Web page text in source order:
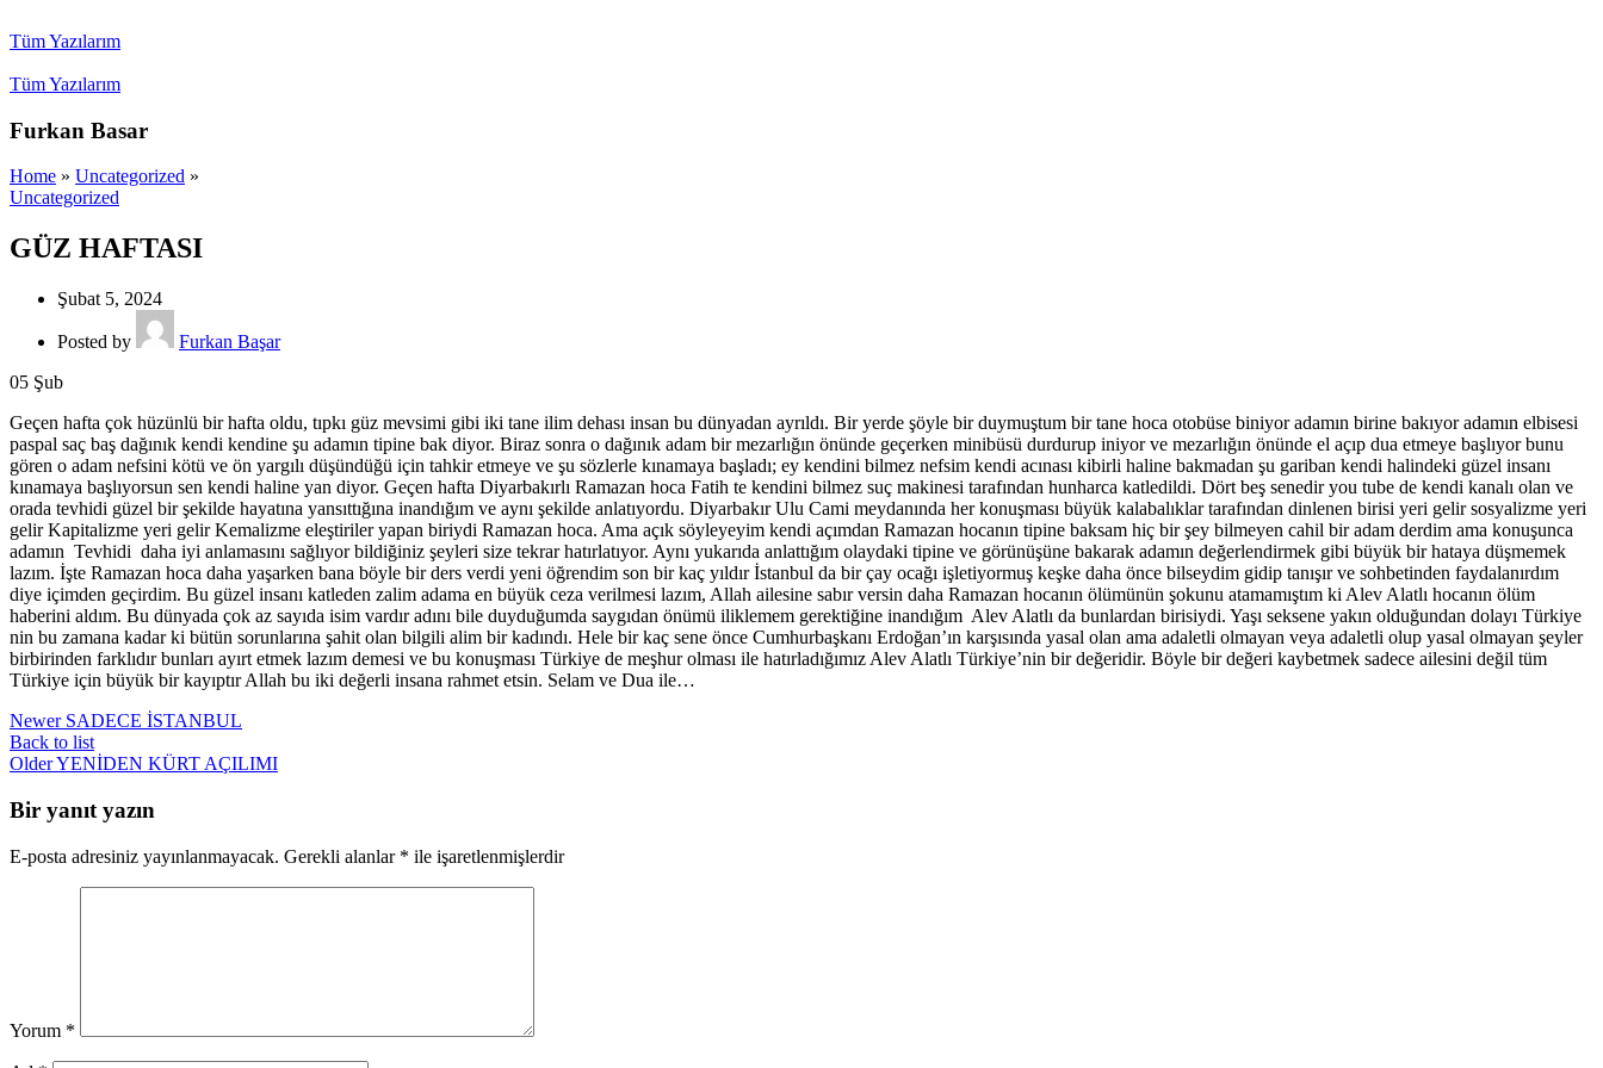
Tüm Yazılarım
Tüm Yazılarım
Furkan Basar
Home » Uncategorized »
Uncategorized
GÜZ HAFTASI
Şubat 5, 2024
Posted by
Furkan Başar
05 Şub
Geçen hafta çok hüzünlü bir hafta oldu, tıpkı güz mevsimi gibi iki tane ilim dehası insan bu dünyadan ayrıldı. Bir yerde şöyle bir duymuştum bir tane hoca otobüse biniyor adamın birine bakıyor adamın elbisesi
paspal saç baş dağınık kendi kendine şu adamın tipine bak diyor. Biraz sonra o dağınık adam bir mezarlığın önünde geçerken minibüsü durdurup iniyor ve mezarlığın önünde el açıp dua etmeye başlıyor bunu
gören o adam nefsini kötü ve ön yargılı düşündüğü için tahkir etmeye ve şu sözlerle kınamaya başladı; ey kendini bilmez nefsim kendi acınası kibirli haline bakmadan şu gariban kendi halindeki güzel insanı
kınamaya başlıyorsun sen kendi haline yan diyor. Geçen hafta Diyarbakırlı Ramazan hoca Fatih te kendini bilmez suç makinesi tarafından hunharca katledildi. Dört beş senedir you tube de kendi kanalı olan ve
orada tevhidi güzel bir şekilde hayatına yansıttığına inandığım ve aynı şekilde anlatıyordu. Diyarbakır Ulu Cami meydanında her konuşması büyük kalabalıklar tarafından dinlenen birisi yeri gelir sosyalizme yeri
gelir Kapitalizme yeri gelir Kemalizme eleştiriler yapan biriydi Ramazan hoca. Ama açık söyleyeyim kendi açımdan Ramazan hocanın tipine baksam hiç bir şey bilmeyen cahil bir adam derdim ama konuşunca
adamın Tevhidi daha iyi anlamasını sağlıyor bildiğiniz şeyleri size tekrar hatırlatıyor. Aynı yukarıda anlattığım olaydaki tipine ve görünüşüne bakarak adamın değerlendirmek gibi büyük bir hataya düşmemek
lazım. İşte Ramazan hoca daha yaşarken bana böyle bir ders verdi yeni öğrendim son bir kaç yıldır İstanbul da bir çay ocağı işletiyormuş keşke daha önce bilseydim gidip tanışır ve sohbetinden faydalanırdım
diye içimden geçirdim. Bu güzel insanı katleden zalim adama en büyük ceza verilmesi lazım, Allah ailesine sabır versin daha Ramazan hocanın ölümünün şokunu atamamıştım ki Alev Alatlı hocanın ölüm
haberini aldım. Bu dünyada çok az sayıda isim vardır adını bile duyduğumda saygıdan önümü iliklemem gerektiğine inandığım Alev Alatlı da bunlardan birisiydi. Yaşı seksene yakın olduğundan dolayı Türkiye
nin bu zamana kadar ki bütün sorunlarına şahit olan bilgili alim bir kadındı. Hele bir kaç sene önce Cumhurbaşkanı Erdoğan’ın karşısında yasal olan ama adaletli olmayan veya adaletli olup yasal olmayan şeyler
birbirinden farklıdır bunları ayırt etmek lazım demesi ve bu konuşması Türkiye de meşhur olması ile hatırladığımız Alev Alatlı Türkiye’nin bir değeridir. Böyle bir değeri kaybetmek sadece ailesini değil tüm
Türkiye için büyük bir kayıptır Allah bu iki değerli insana rahmet etsin. Selam ve Dua ile…
Newer SADECE İSTANBUL
Back to list
OlderYENİDEN KÜRT AÇILIMI
Bir yanıt yazın
E-posta adresiniz yayınlanmayacak. Gerekli alanlar * ile işaretlenmişlerdir
Yorum *